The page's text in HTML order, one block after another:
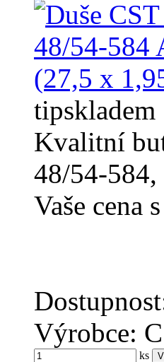
tipskladem
Kvalitní
48/54-
Vaše cena
Výrobce:
ks